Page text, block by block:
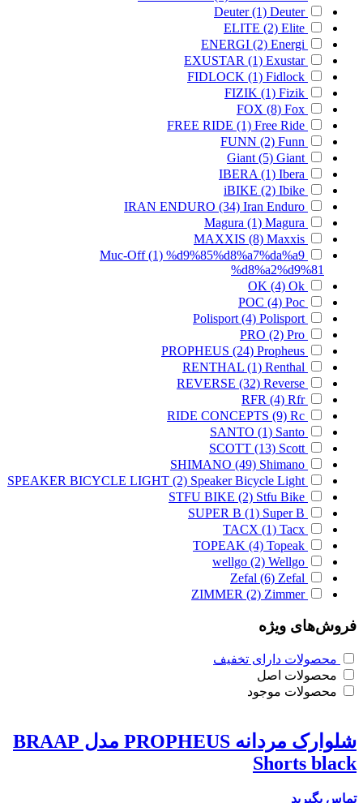
Deuter (1) Deuter
ELITE (2) Elite
ENERGI (2) Energi
EXUSTAR (1) Exustar
FIDLOCK (1) Fidlock
FIZIK (1) Fizik
FOX (8) Fox
FREE RIDE (1) Free Ride
FUNN (2) Funn
Giant (5) Giant
IBERA (1) Ibera
iBIKE (2) Ibike
IRAN ENDURO (34) Iran Enduro
Magura (1) Magura
MAXXIS (8) Maxxis
Muc-Off (1) %d9%85%d8%a7%da%a9
%d8%a2%d9%81
OK (4) Ok
POC (4) Poc
Polisport (4) Polisport
PRO (2) Pro
PROPHEUS (24) Propheus
RENTHAL (1) Renthal
REVERSE (32) Reverse
RFR (4) Rfr
RIDE CONCEPTS (9) Rc
SANTO (1) Santo
SCOTT (13) Scott
SHIMANO (49) Shimano
SPEAKER BICYCLE LIGHT (2) Speaker Bicycle Light
STFU BIKE (2) Stfu Bike
SUPER B (1) Super B
TACX (1) Tacx
TOPEAK (4) Topeak
wellgo (2) Wellgo
Zefal (6) Zefal
ZIMMER (2) Zimmer
فروش‌های ویژه
محصولات دارای تخفیف
محصولات اصل
محصولات موجود
شلوارک مردانه PROPHEUS مدل BRAAP
Shorts black
تماس بگیرید